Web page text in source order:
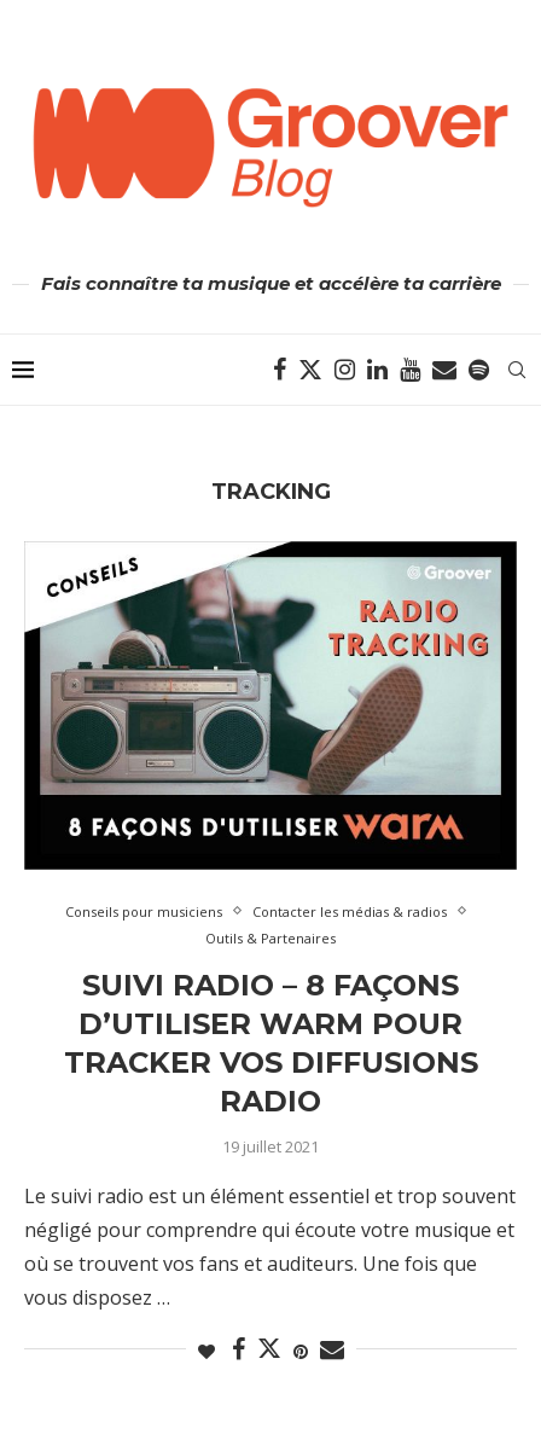
Fais connaître ta musique et accélère ta carrière
TRACKING
Conseils pour musiciens
Contacter les médias & radios
Outils & Partenaires
SUIVI RADIO – 8 FAÇONS
D’UTILISER WARM POUR
TRACKER VOS DIFFUSIONS
RADIO
19 juillet 2021
Le suivi radio est un élément essentiel et trop souvent
négligé pour comprendre qui écoute votre musique et
où se trouvent vos fans et auditeurs. Une fois que
vous disposez …